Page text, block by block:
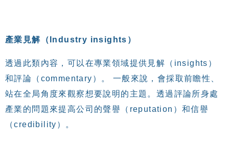
產業見解（Industry insights）
透過此類內容，可以在專業領域提供見解（insights）
和評論（commentary）。 一般來說，會採取前瞻性、
站在全局角度來觀察想要說明的主題。透過評論所身處
產業的問題來提高公司的聲譽（reputation）和信譽
（credibility）。